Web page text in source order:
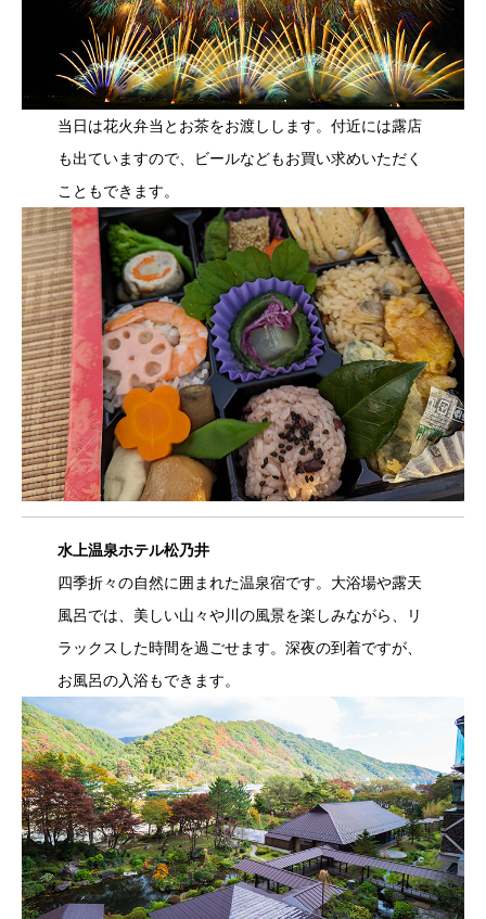
当日は花火弁当とお茶をお渡しします。付近には露店
も出ていますので、ビールなどもお買い求めいただく
こともできます。
水上温泉ホテル松乃井
四季折々の自然に囲まれた温泉宿です。大浴場や露天
風呂では、美しい山々や川の風景を楽しみながら、リ
ラックスした時間を過ごせます。深夜の到着ですが、
お風呂の入浴もできます。